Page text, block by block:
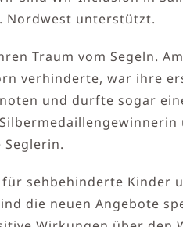
Nordwest unterstützt.
Traum vom Segeln.
verhinderte, war ihre
und durfte sogar
sehbehinderte Kinder
die neuen Angebote